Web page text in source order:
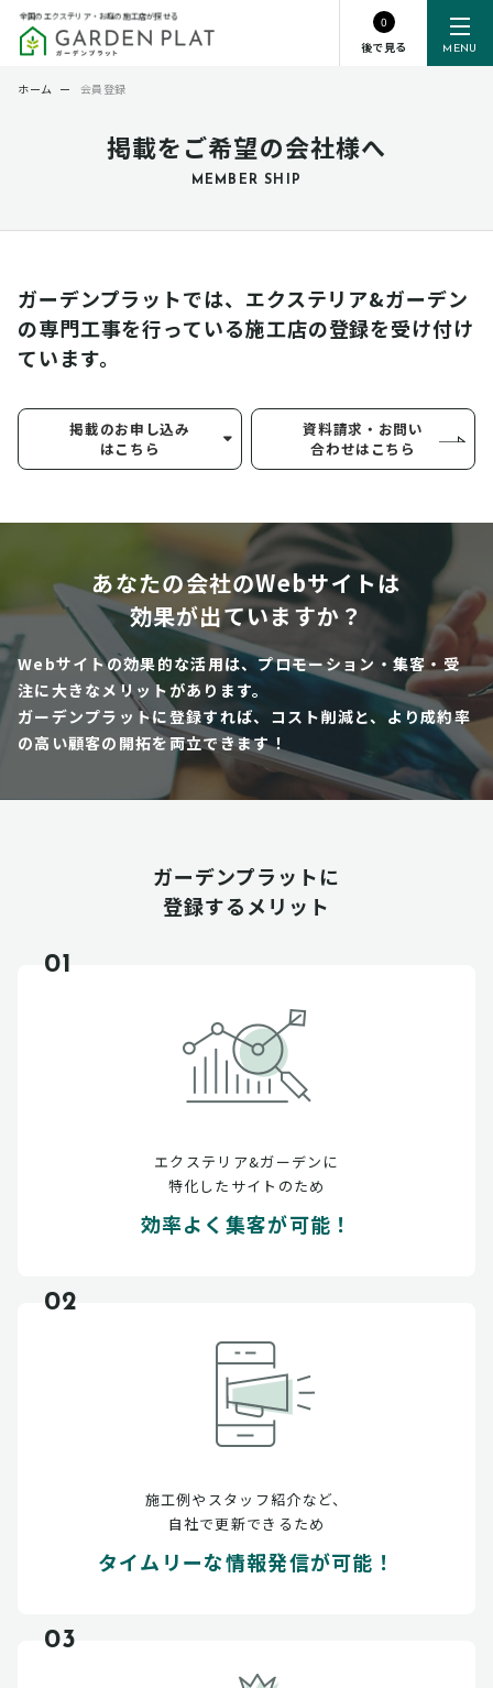
MENU
全国のエクステリア・お庭の施工店が探せる
0
後で見る
掲載をご希望の会社様へ
MEMBER SHIP
ホーム ー 会員登録
ガーデンプラットでは、エクステリア&ガーデン
の専門工事を行っている施工店の登録を受け付け
ています。
掲載のお申し込み
はこちら
資料請求・お問い
合わせはこちら
あなたの会社のWebサイトは
効果が出ていますか？
Webサイトの効果的な活用は、プロモーション・集客・受
注に大きなメリットがあります。
ガーデンプラットに登録すれば、コスト削減と、より成約率
の高い顧客の開拓を両立できます！
ガーデンプラットに
登録するメリット
01
エクステリア&ガーデンに
特化したサイトのため
効率よく集客が可能！
02
施工例やスタッフ紹介など、
自社で更新できるため
タイムリーな情報発信が可能！
03